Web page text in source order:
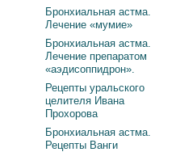
Бронхиальная астма.
Лечение «мумие»
Бронхиальная астма.
Лечение препаратом
«аэдисоппидрон».
Рецепты уральского
целителя Ивана
Прохорова
Бронхиальная астма.
Рецепты Ванги